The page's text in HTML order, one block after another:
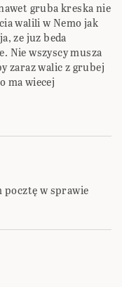
gruba kreska nie
walili w Nemo jak
ze juz beda
Nie wszyscy musza
zaraz walic z grubej
ma wiecej
pocztę w sprawie